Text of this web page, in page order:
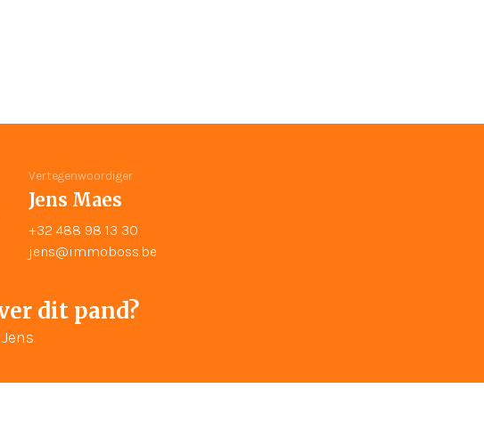
Vertegenwoordiger
Jens Maes
+32 488 98 13 30
jens@immoboss.be
dit pand?